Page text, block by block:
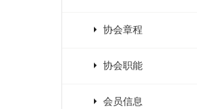
协会章程
协会职能
会员信息